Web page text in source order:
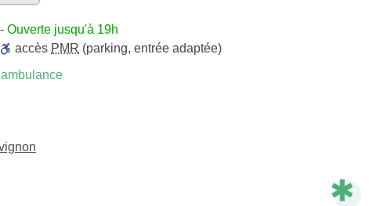
- Ouverte jusqu'à 19h
accès PMR (parking, entrée adaptée)